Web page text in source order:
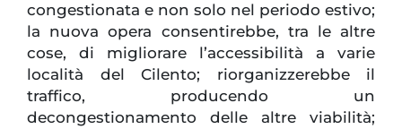
congestionata e non solo nel periodo estivo;
la nuova opera consentirebbe, tra le altre
cose, di migliorare l’accessibilità a varie
località del Cilento; riorganizzerebbe il
traffico, producendo un
decongestionamento delle altre viabilità;